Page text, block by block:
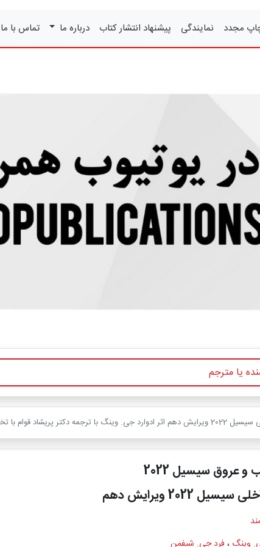
مجدد نمایندگی پیشنهاد انتشار کتاب درباره ما تماس با
و عروق سیسیل 2022
2022 ویرایش دهم
وینگ ، فرِد جی. شیفمن